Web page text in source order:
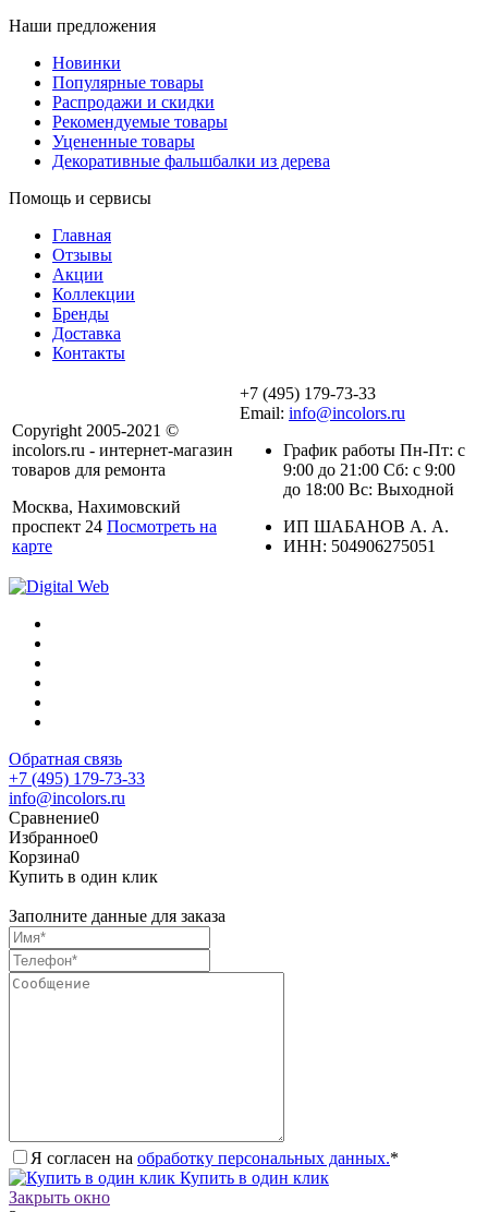
Наши предложения
Новинки
Популярные товары
Распродажи и скидки
Рекомендуемые товары
Уцененные товары
Декоративные фальшбалки из дерева
Помощь и сервисы
Главная
Отзывы
Акции
Коллекции
Бренды
Доставка
Контакты
Copyright 2005-2021 ©
incolors.ru - интернет-магазин
товаров для ремонта
Москва, Нахимовский
проспект 24 Посмотреть на
карте
+7 (495) 179-73-33
Email: info@incolors.ru
График работы Пн-Пт: с
9:00 до 21:00 Сб: с 9:00
до 18:00 Вс: Выходной
ИП ШАБАНОВ А. А.
ИНН: 504906275051
Обратная связь
+7 (495) 179-73-33
info@incolors.ru
Сравнение0
Избранное0
Корзина0
Купить в один клик
Заполните данные для заказа
Я согласен на обработку персональных данных.*
Купить в один клик
Закрыть окно